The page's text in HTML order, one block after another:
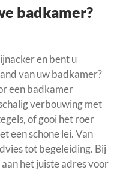
badkamer?
en bent u
van uw badkamer?
een badkamer
verbouwing met
of gooi het roer
een schone lei. Van
tot begeleiding. Bij
het juiste adres voor